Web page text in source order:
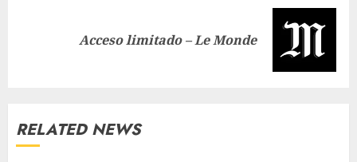
Acceso limitado – Le Monde
RELATED NEWS